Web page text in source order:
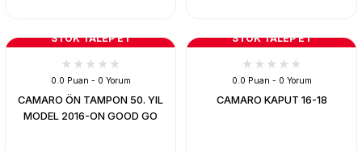
STOK TALEP ET
0.0 Puan - 0 Yorum
CAMARO ÖN TAMPON 50. YIL
MODEL 2016-ON GOOD GO
STOK TALEP ET
0.0 Puan - 0 Yorum
CAMARO KAPUT 16-18